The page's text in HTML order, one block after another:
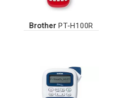
BrotherPT-H100R